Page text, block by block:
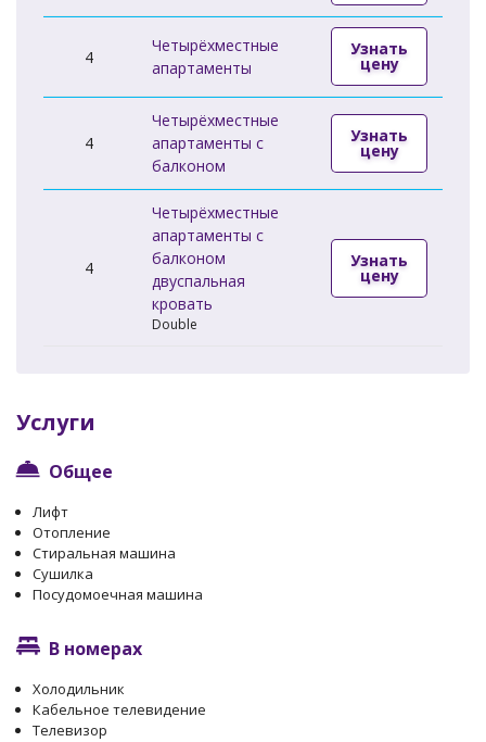
4
Четырёхместные
апартаменты
Узнать
цену
4
Четырёхместные
апартаменты с
балконом
Узнать
цену
4
Четырёхместные
апартаменты с
балконом
двуспальная
кровать
Double
Узнать
цену
Услуги
Общее
Лифт
Отопление
Стиральная машина
Сушилка
Посудомоечная машина
В номерах
Холодильник
Кабельное телевидение
Телевизор